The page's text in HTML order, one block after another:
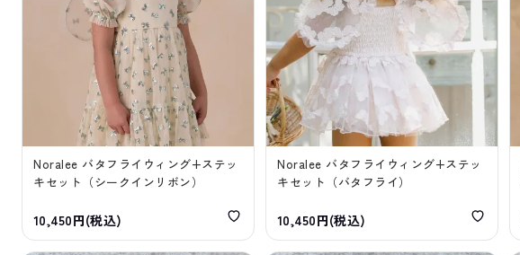
Noralee バタフライウィング+ステッ
キセット（シークインリボン）
10,450円(税込)
Noralee バタフライウィング+ステッ
キセット（バタフライ）
10,450円(税込)